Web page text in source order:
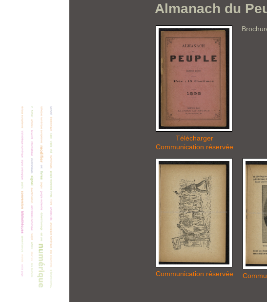
Almanach du
Télécharger
Communication réservée
Communication réservée